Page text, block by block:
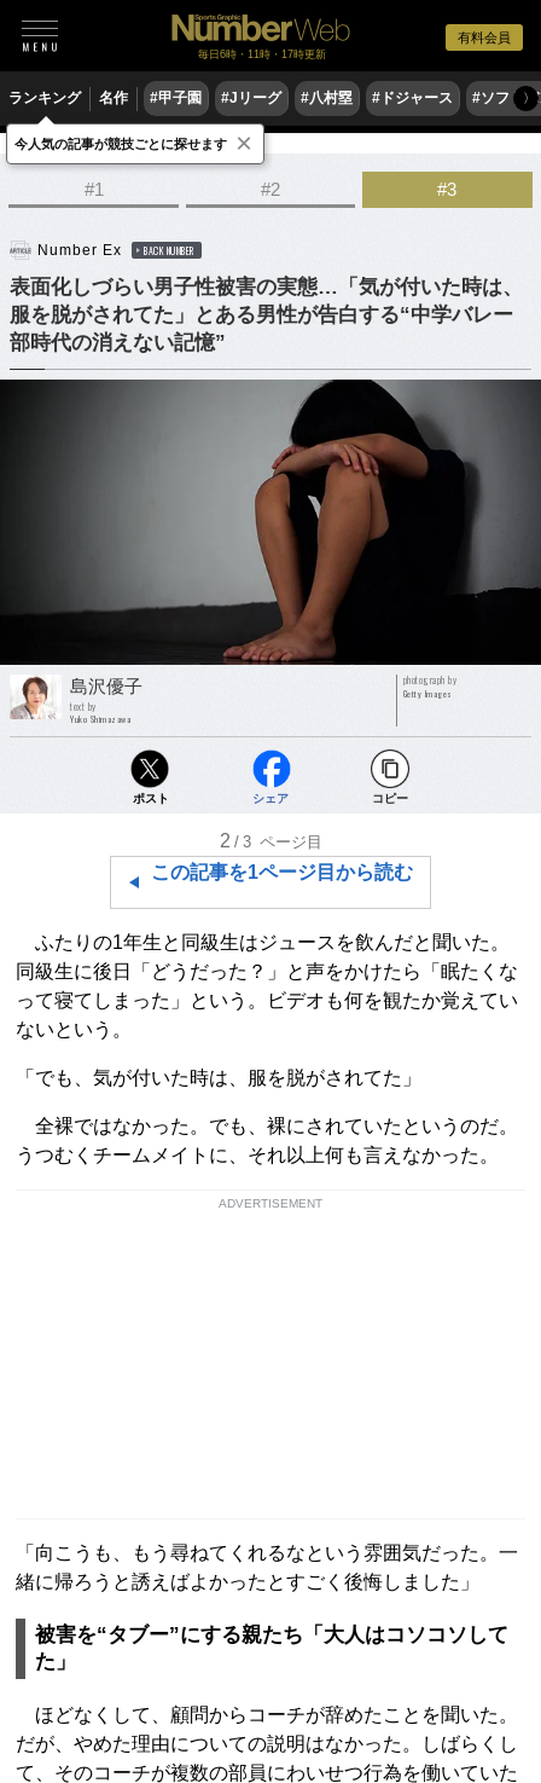
有料会員
毎日6時・11時・17時更新
ランキング 名作 #甲子園 #Jリーグ #八村塁 #ドジャース #ソフト〉
他競技
#1 #2 #3
Number Ex BACK NUMBER
表面化しづらい男子性被害の実態…「気が付いた時は、
服を脱がされてた」とある男性が告白する“中学バレー
部時代の消えない記憶”
島沢優子
text by
Yuko Shimazawa
photograph by
Getty Images
ポスト シェア コピー
2 /3 ページ目
この記事を1ページ目から読む
ふたりの1年生と同級生はジュースを飲んだと聞いた。
同級生に後日「どうだった？」と声をかけたら「眠たくな
って寝てしまった」という。ビデオも何を観たか覚えてい
ないという。
「でも、気が付いた時は、服を脱がされてた」
全裸ではなかった。でも、裸にされていたというのだ。
うつむくチームメイトに、それ以上何も言えなかった。
ADVERTISEMENT
「向こうも、もう尋ねてくれるなという雰囲気だった。一
緒に帰ろうと誘えばよかったとすごく後悔しました」
被害を“タブー”にする親たち「大人はコソコソして
た」
ほどなくして、顧問からコーチが辞めたことを聞いた。
だが、やめた理由についての説明はなかった。しばらくし
て、そのコーチが複数の部員にわいせつ行為を働いていた
今人気の記事が競技ごとに探せます ×